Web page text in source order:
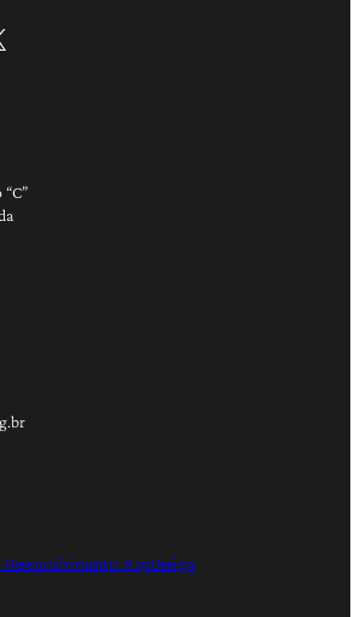
Desenvolvimento: RapDesign